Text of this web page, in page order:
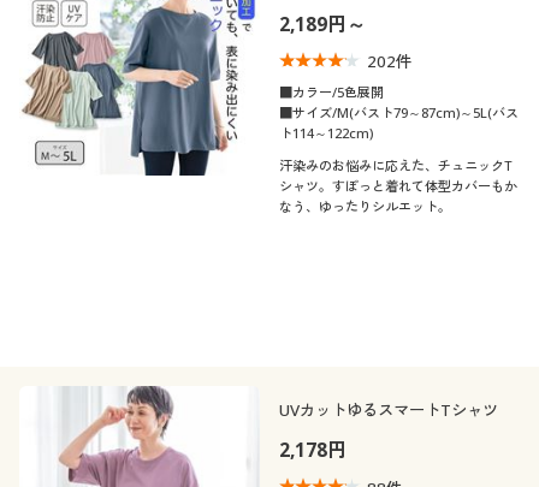
キッチン・雑貨・日用品
家具・収納
寝具・ベッド
カーテン・ラグ・ファブリック
美容・健康通販すべて
美容・健康・サプリメント
制服・スクール
制服・スクールすべて
大きいサイズ
大きいサイズ通販すべて
大きいサイズ メンズ
大きいサイズ 事務・制服
カタログ・チラシからのご注文
口コミ
(4〜4.9)
5L
2,189円～
202件
■カラー/5色展開
■サイズ/M(バスト79～87cm)～5L(バス
ト114～122cm)
汗染みのお悩みに応えた、チュニックT
シャツ。すぽっと着れて体型カバーもか
なう、ゆったりシルエット。
UVカットゆるスマートTシャツ
2,178円